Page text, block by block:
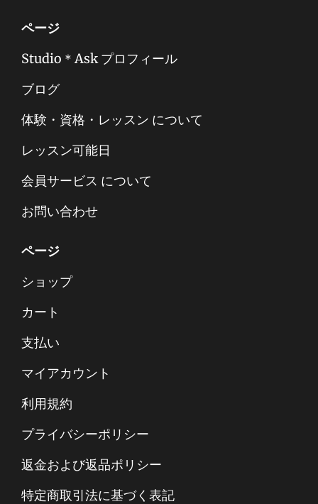
ページ
Studio＊Ask プロフィール
ブログ
体験・資格・レッスン について
レッスン可能日
会員サービス について
お問い合わせ
ページ
ショップ
カート
支払い
マイアカウント
利用規約
プライバシーポリシー
返金および返品ポリシー
特定商取引法に基づく表記